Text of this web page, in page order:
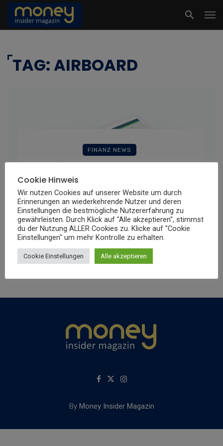
TAG: AIRBOARD
FINANZ NEWS
finanzielle Fragen mit dem
innovativen AIRboard verstehen
und selbst managen
ByMoney Insider Redaktion
29. November
2021
By Money Insider Magazin
Cookie Hinweis
Wir nutzen Cookies auf unserer Website um durch
Erinnerungen an wiederkehrende Nutzer und deren
Einstellungen die bestmögliche Nutzererfahrung zu
gewährleisten. Durch Klick auf "Alle akzeptieren", stimmst
du der Nutzung ALLER Cookies zu. Klicke auf "Cookie
Einstellungen" um mehr Kontrolle zu erhalten.
Cookie Einstellungen Alle akzeptieren